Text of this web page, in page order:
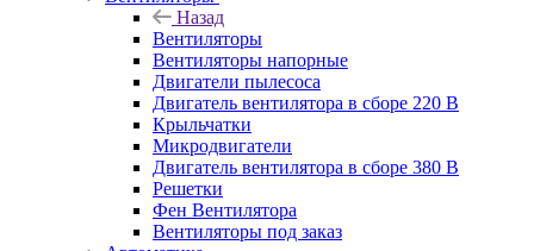
Назад
Вентиляторы
Вентиляторы напорные
Двигатели пылесоса
Двигатель вентилятора в сборе 220 В
Крыльчатки
Микродвигатели
Двигатель вентилятора в сборе 380 В
Решетки
Фен Вентилятора
Вентиляторы под заказ